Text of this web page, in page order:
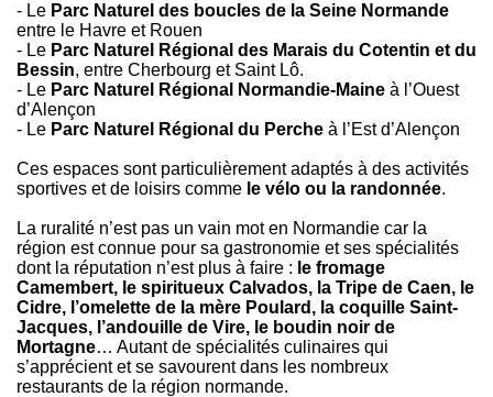
- Le Parc Naturel des boucles de la Seine Normande
entre le Havre et Rouen
- Le Parc Naturel Régional des Marais du Cotentin et du
Bessin, entre Cherbourg et Saint Lô.
- Le Parc Naturel Régional Normandie-Maine à l’Ouest
d’Alençon
- Le Parc Naturel Régional du Perche à l’Est d’Alençon
Ces espaces sont particulièrement adaptés à des activités
sportives et de loisirs comme le vélo ou la randonnée.
La ruralité n’est pas un vain mot en Normandie car la
région est connue pour sa gastronomie et ses spécialités
dont la réputation n’est plus à faire : le fromage
Camembert, le spiritueux Calvados, la Tripe de Caen, le
Cidre, l’omelette de la mère Poulard, la coquille Saint-
Jacques, l’andouille de Vire, le boudin noir de
Mortagne… Autant de spécialités culinaires qui
s’apprécient et se savourent dans les nombreux
restaurants de la région normande.